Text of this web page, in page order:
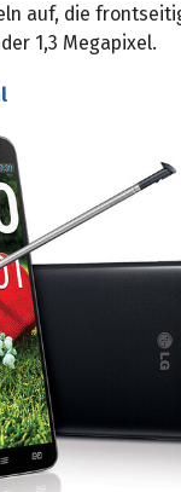
auf, die
1,3 Megapixel.